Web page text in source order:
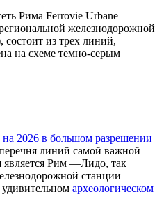
Рима Ferrovie Urbane
железнодорожной
состоит из трех линий,
на схеме темно-серым
2026 в большом разрешении
линий самой важной
является Рим —Лидо, так
станции
археологическом